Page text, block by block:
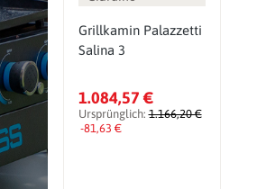
Grillkamin Palazzetti
Salina 3
1.084,57 €
Ursprünglich:1.166,20 €
-81,63 €